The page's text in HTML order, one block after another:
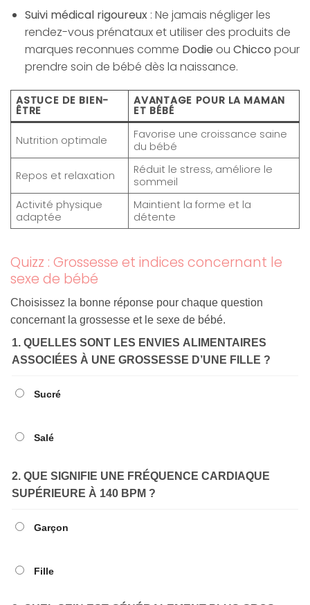
Suivi médical rigoureux: Ne jamais négliger les
rendez-vous prénataux et utiliser des produits de
marques reconnues comme Dodie ou Chicco pour
prendre soin de bébé dès la naissance.
ASTUCE DE BIEN-
ÊTRE
AVANTAGE POUR LA MAMAN
ET BÉBÉ
Nutrition optimale
Favorise une croissance saine
du bébé
Repos et relaxation
Réduit le stress, améliore le
sommeil
Activité physique
adaptée
Maintient la forme et la
détente
Quizz : Grossesse et indices concernant le
sexe de bébé
Choisissez la bonne réponse pour chaque question
concernant la grossesse et le sexe de bébé.
1. QUELLES SONT LES ENVIES ALIMENTAIRES
ASSOCIÉES À UNE GROSSESSE D’UNE FILLE ?
Sucré
Salé
2. QUE SIGNIFIE UNE FRÉQUENCE CARDIAQUE
SUPÉRIEURE À 140 BPM ?
Garçon
Fille